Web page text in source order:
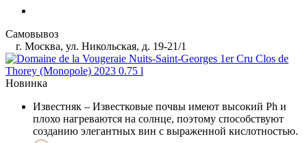
Самовывоз
г. Москва, ул. Никольская, д. 19-21/1
Новинка
Известняк – Известковые почвы имеют высокий Ph и
плохо нагреваются на солнце, поэтому способствуют
созданию элегантных вин с выраженной кислотностью.